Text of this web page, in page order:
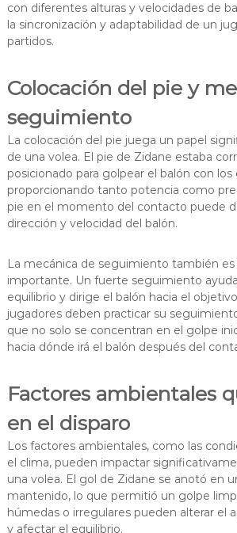
con diferentes alturas y velocidades de
la sincronización y adaptabilidad de un
partidos.
Colocación del pie y
seguimiento
La colocación del pie juega un papel
de una volea. El pie de Zidane estaba
posicionado para golpear el balón con los
proporcionando tanto potencia como
pie en el momento del contacto puede
dirección y velocidad del balón.
La mecánica de seguimiento también
importante. Un fuerte seguimiento
equilibrio y dirige el balón hacia el
jugadores deben practicar su
que no solo se concentran en el golpe
hacia dónde irá el balón después del
Factores ambientales
en el disparo
Los factores ambientales, como las
el clima, pueden impactar
una volea. El gol de Zidane se anotó en
mantenido, lo que permitió un golpe
húmedas o irregulares pueden alterar el
y afectar el equilibrio.